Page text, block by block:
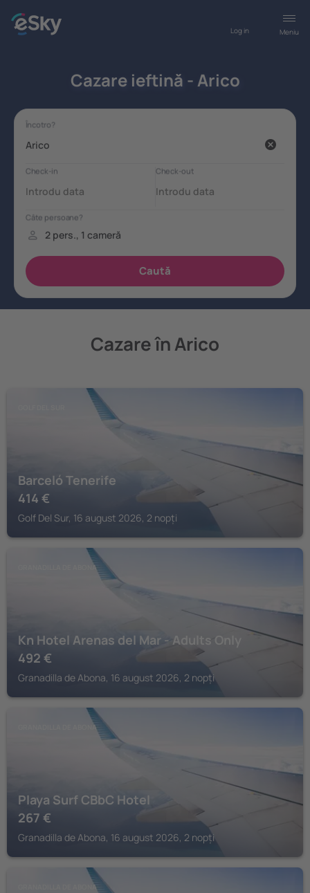
Meniu
Log in
Cazare ieftină - Arico
Cazare în Arico
Barceló Tenerife
414 €
Golf Del Sur, 16 august 2026, 2 nopți
GRANADILLA DE ABONA
Kn Hotel Arenas del Mar - Adults Only
492 €
Granadilla de Abona, 16 august 2026, 2 nopți
GRANADILLA DE ABONA
Playa Surf CBbC Hotel
267 €
Granadilla de Abona, 16 august 2026, 2 nopți
GRANADILLA DE ABONA